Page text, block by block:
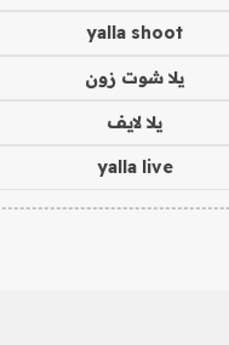
yalla shoot
يلا شوت زون
يلا لايف
yalla live